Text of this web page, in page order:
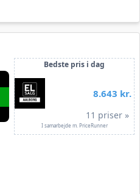
Bedste pris i dag
8.643 kr.
11 priser »
I samarbejde m. PriceRunner